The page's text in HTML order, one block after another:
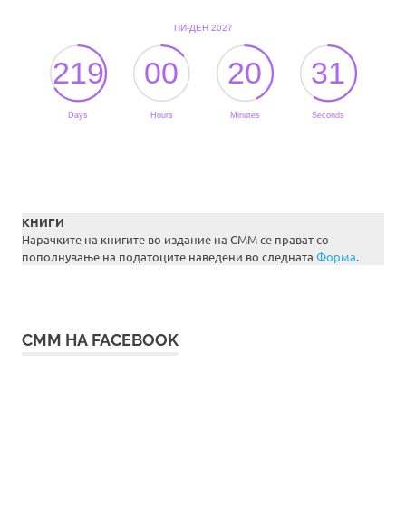
КНИГИ
Нарачките на книгите во издание на СММ се прават со
пополнување на податоците наведени во следната Форма.
СММ НА FACEBOOK